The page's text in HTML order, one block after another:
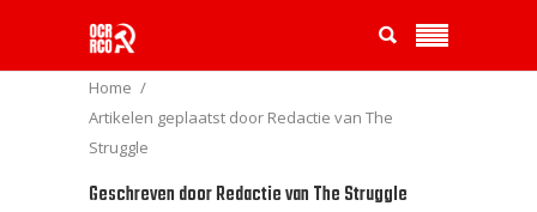
Home
Artikelen geplaatst door Redactie van The
Struggle
Geschreven doorRedactie van The Struggle